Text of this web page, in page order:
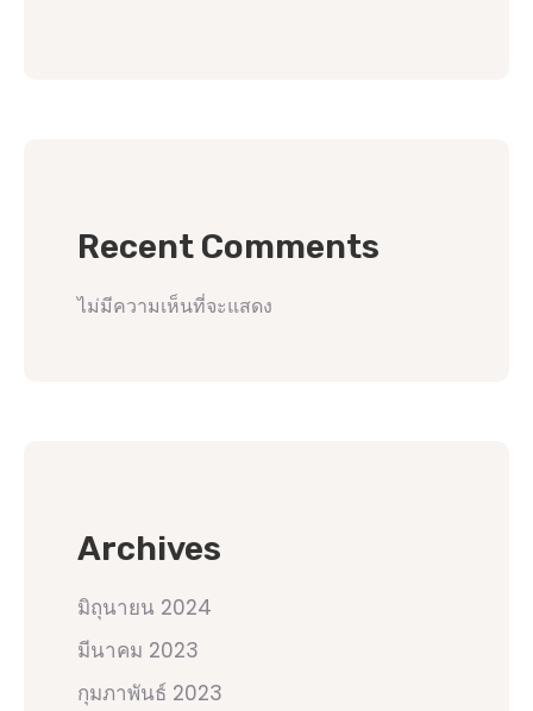
Recent Comments
ไม่มีความเห็นที่จะแสดง
Archives
มิถุนายน 2024
มีนาคม 2023
กุมภาพันธ์ 2023